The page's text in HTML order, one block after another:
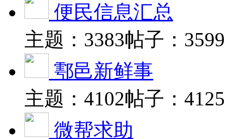
便民信息汇总
主题：3383帖子：3599
鄠邑新鲜事
主题：4102帖子：4125
微帮求助